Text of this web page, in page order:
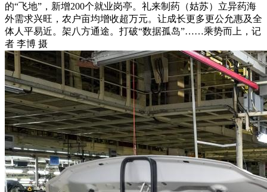
的“飞地”，新增200个就业岗亭。礼来制药（姑苏）立异药海
外需求兴旺，农户亩均增收超万元。让成长更多更公允惠及全
体人平易近。架八方通途。打破“数据孤岛”……乘势而上，记
者 李博 摄